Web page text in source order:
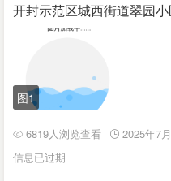
开封示范区城西街道翠园
图1
6819人浏览查看 2025年7
信息已过期